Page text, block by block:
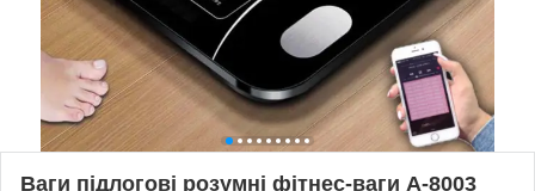
Ваги підлогові розумні фітнес-ваги А-8003